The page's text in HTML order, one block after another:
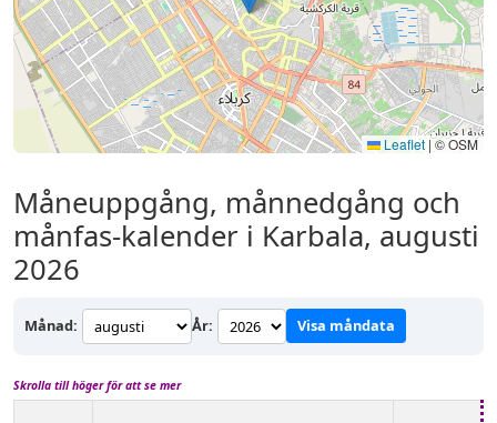
Leaflet |© OSM
Måneuppgång, månnedgång och
månfas-kalender i Karbala, augusti
2026
Månad: År: Visa måndata
Skrolla till höger för att se mer